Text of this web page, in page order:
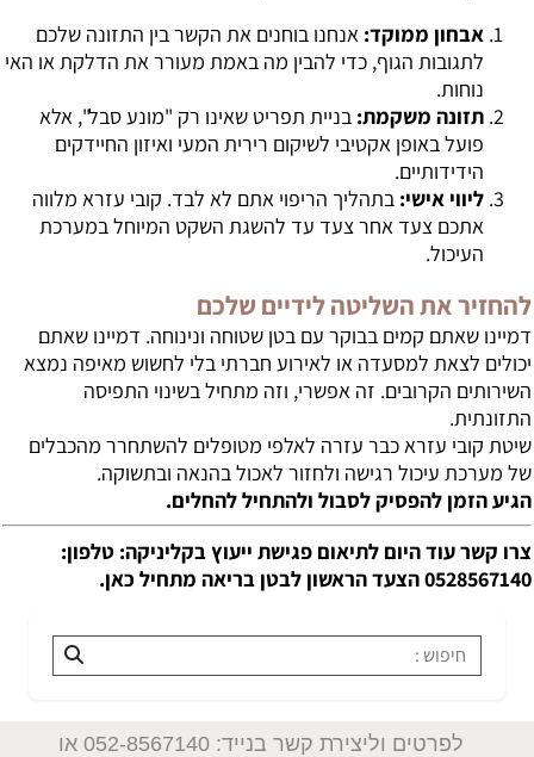
אבחון ממוקד: אנחנו בוחנים את הקשר בין התזונה שלכם
לתגובות הגוף, כדי להבין מה באמת מעורר את הדלקת או האי
נוחות.
תזונה משקמת: בניית תפריט שאינו רק "מונע סבל", אלא
פועל באופן אקטיבי לשיקום רירית המעי ואיזון החיידקים
הידידותיים.
ליווי אישי: בתהליך הריפוי אתם לא לבד. קובי עזרא מלווה
אתכם צעד אחר צעד עד להשגת השקט המיוחל במערכת
העיכול.
להחזיר את השליטה לידיים שלכם
דמיינו שאתם קמים בבוקר עם בטן שטוחה ונינוחה. דמיינו שאתם
יכולים לצאת למסעדה או לאירוע חברתי בלי לחשוש מאיפה נמצא
השירותים הקרובים. זה אפשרי, וזה מתחיל בשינוי התפיסה
התזונתית.
שיטת קובי עזרא כבר עזרה לאלפי מטופלים להשתחרר מהכבלים
של מערכת עיכול רגישה ולחזור לאכול בהנאה ובתשוקה.
הגיע הזמן להפסיק לסבול ולהתחיל להחלים.
צרו קשר עוד היום לתיאום פגישת ייעוץ בקליניקה: טלפון:
0528567140הצעד הראשון לבטן בריאה מתחיל כאן.
לפרטים וליצירת קשר בנייד: 052-8567140
או